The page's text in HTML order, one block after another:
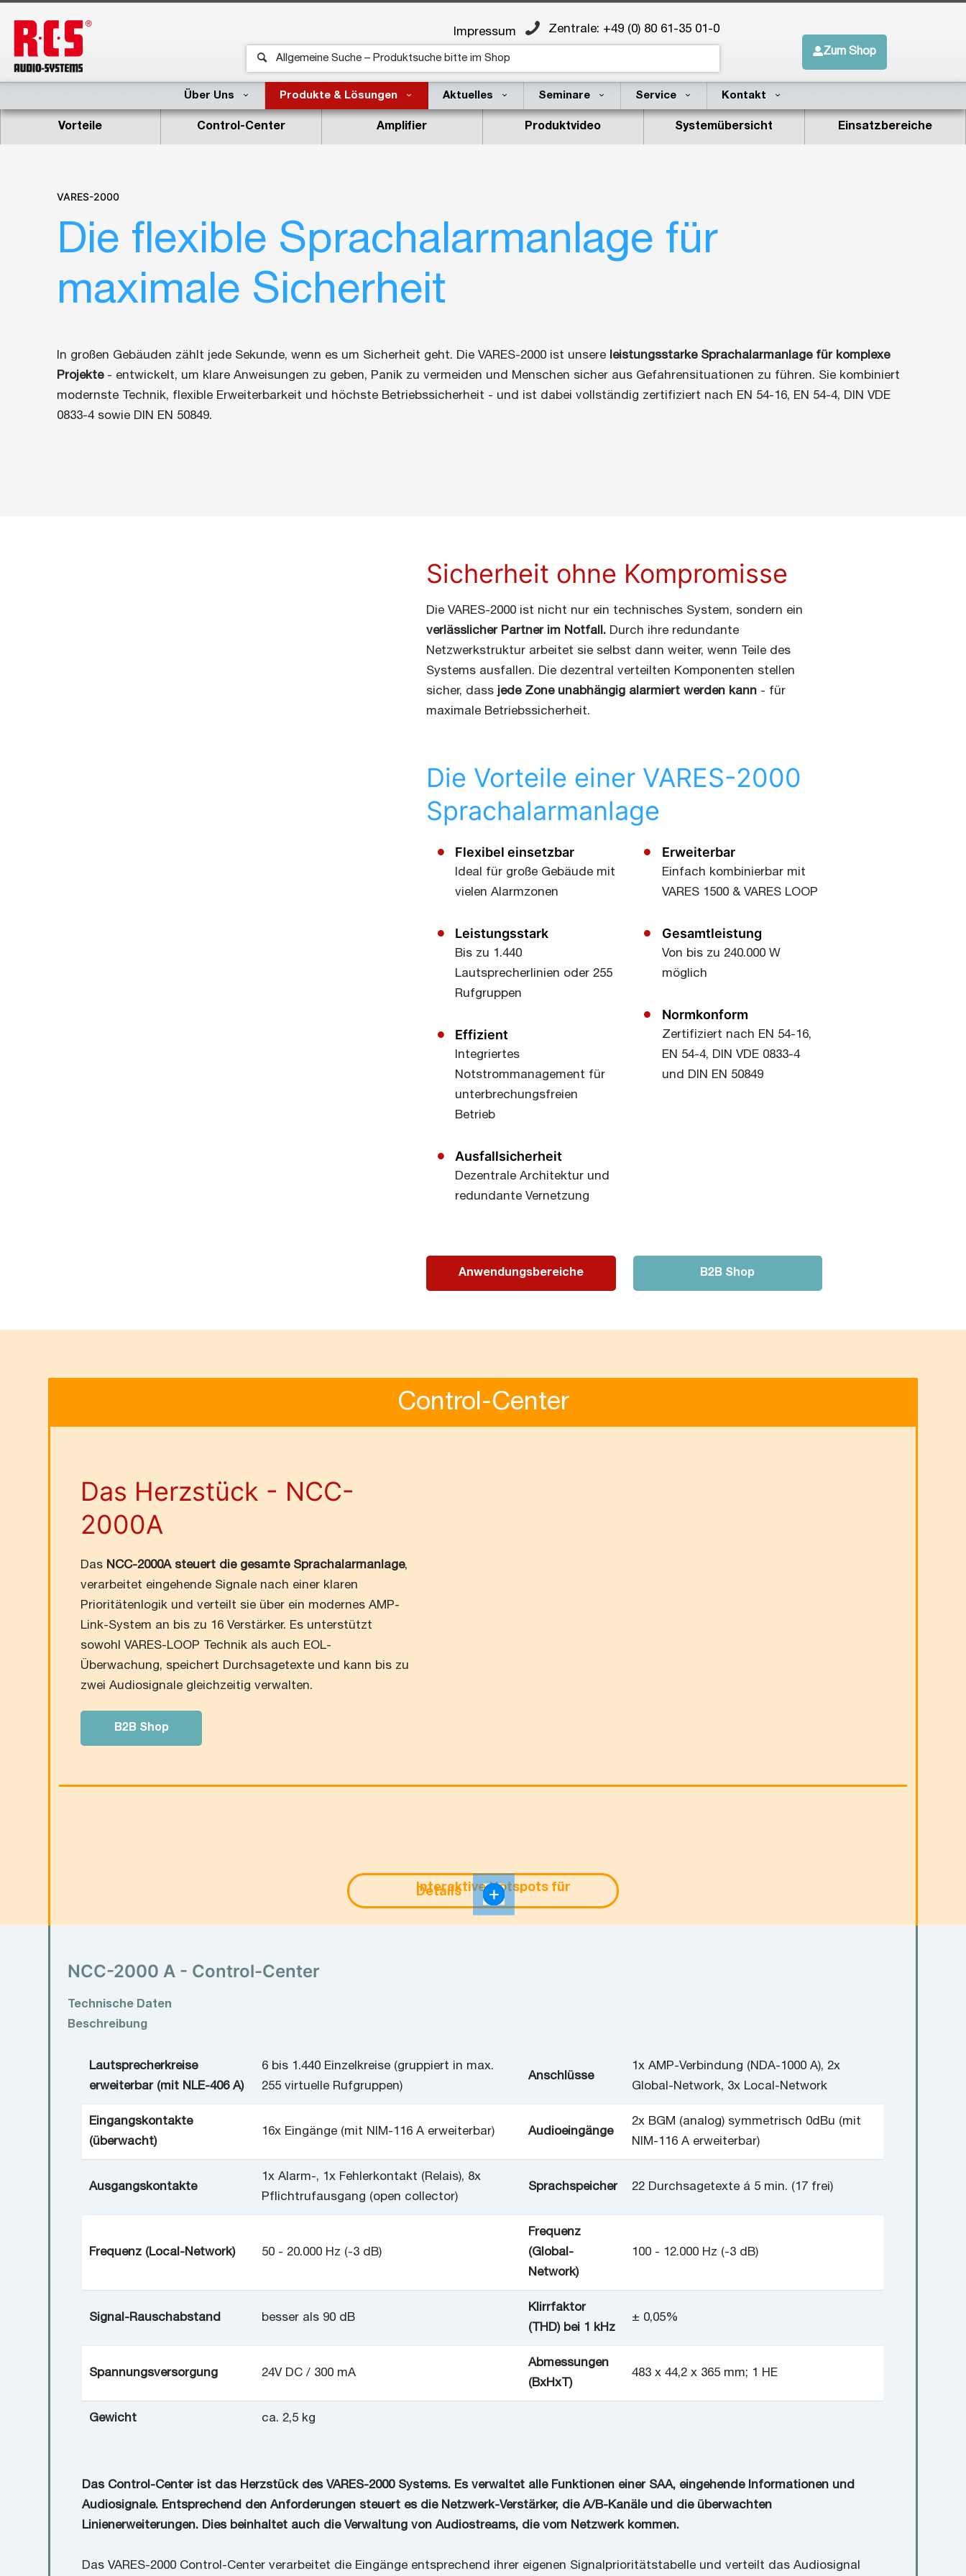
Impressum Zentrale: +49 (0) 80 61-35 01-0
Zum Shop
Über Uns Produkte & Lösungen Aktuelles Seminare Service Kontakt
Vorteile Control-Center Amplifier Produktvideo Systemübersicht Einsatzbereiche
VARES-2000
Die flexible Sprach­alarmanlage für
maximale Sicherheit
In großen Gebäuden zählt jede Sekunde, wenn es um Sicherheit geht. Die VARES-2000 ist unsere
leistungsstarke Sprachalarmanlage für komplexe
Projekte- entwickelt, um klare Anweisungen zu geben, Panik zu vermeiden und Menschen sicher aus Gefahrensituationen zu führen. Sie kombiniert
modernste Technik, flexible Erweiterbarkeit und höchste Betriebssicherheit - und ist dabei vollständig zertifiziert nach EN 54-16, EN 54-4, DIN VDE
0833-4 sowie DIN EN 50849.
Sicherheit ohne Kompromisse
Die VARES-2000 ist nicht nur ein technisches System, sondern ein
verlässlicher Partner im Notfall. Durch ihre redundante
Netzwerkstruktur arbeitet sie selbst dann weiter, wenn Teile des
Systems ausfallen. Die dezentral verteilten Komponenten stellen
sicher, dass jede Zone unabhängig alarmiert werden kann - für
maximale Betriebssicherheit.
Die Vorteile einer VARES-2000
Sprachalarmanlage
Flexibel einsetzbar
Ideal für große Gebäude mit
vielen Alarmzonen
Leistungsstark
Bis zu 1.440
Lautsprecherlinien oder 255
Rufgruppen
Effizient
Integriertes
Notstrommanagement für
unterbrechungsfreien
Betrieb
Ausfallsicherheit
Dezentrale Architektur und
redundante Vernetzung
Erweiterbar
Einfach kombinierbar mit
VARES 1500 & VARES LOOP
Gesamtleistung
Von bis zu 240.000 W
möglich
Normkonform
Zertifiziert nach EN 54-16,
EN 54-4, DIN VDE 0833-4
und DIN EN 50849
Anwendungsbereiche B2B Shop
Control-Center
Das Herzstück - NCC-
2000A
Das NCC-2000A steuert die gesamte Sprachalarmanlage,
verarbeitet eingehende Signale nach einer klaren
Prioritätenlogik und verteilt sie über ein modernes AMP-
Link-System an bis zu 16 Verstärker. Es unterstützt
sowohl VARES-LOOP Technik als auch EOL-
Überwachung, speichert Durchsagetexte und kann bis zu
zwei Audiosignale gleichzeitig verwalten.
B2B Shop
Interaktive Hotspots für
Details
NCC-2000 A - Control-Center
Technische Daten
Beschreibung
Lautsprecherkreise
erweiterbar (mit NLE-406 A)
6 bis 1.440 Einzelkreise (gruppiert in max.
255 virtuelle Rufgruppen)
Anschlüsse
1x AMP-Verbindung (NDA-1000 A), 2x
Global-Network, 3x Local-Network
Eingangskontakte
(überwacht)
16x Eingänge (mit NIM-116 A erweiterbar) Audioeingänge
2x BGM (analog) symmetrisch 0dBu (mit
NIM-116 A erweiterbar)
Ausgangskontakte
1x Alarm-, 1x Fehlerkontakt (Relais), 8x
Pflichtrufausgang (open collector)
Sprachspeicher 22 Durchsagetexte á 5 min. (17 frei)
Frequenz (Local-Network) 50 - 20.000 Hz (-3 dB)
Frequenz
(Global-
Network)
100 - 12.000 Hz (-3 dB)
Signal-Rauschabstand besser als 90 dB
Klirrfaktor
(THD) bei 1 kHz
± 0,05%
Spannungsversorgung 24V DC / 300 mA
Abmessungen
(BxHxT)
483 x 44,2 x 365 mm; 1 HE
Gewicht ca. 2,5 kg
Das Control-Center ist das Herzstück des VARES-2000 Systems. Es verwaltet alle Funktionen einer SAA, eingehende Informationen und
Audiosignale. Entsprechend den Anforderungen steuert es die Netzwerk-Verstärker, die A/B-Kanäle und die überwachten
Linienerweiterungen. Dies beinhaltet auch die Verwaltung von Audiostreams, die vom Netzwerk kommen.
Das VARES-2000 Control-Center verarbeitet die Eingänge entsprechend ihrer eigenen Signalprioritätstabelle und verteilt das Audiosignal